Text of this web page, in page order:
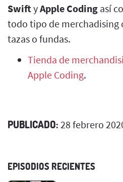
SwiftyApple Coding así
todo tipo de merchadising
tazas o fundas.
Tienda de
Apple Coding.
PUBLICADO: 28 febrero
EPISODIOS RECIENTES